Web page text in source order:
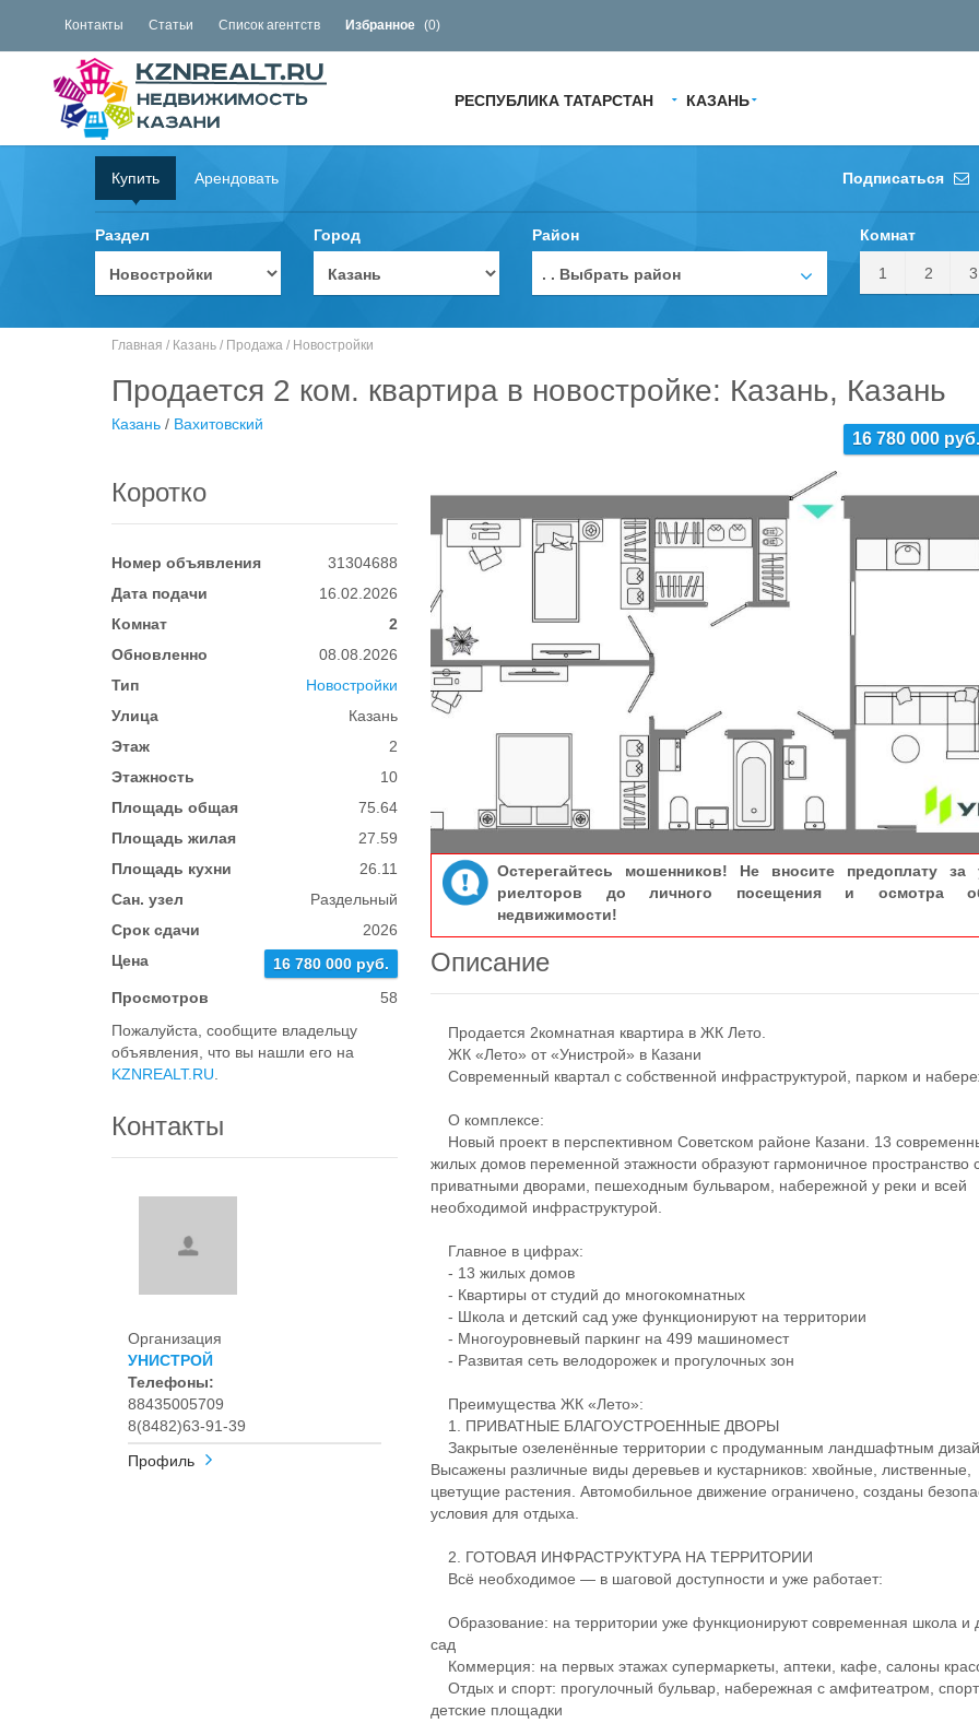
Контакты Статьи Список агентств Избранное (0)
РЕСПУБЛИКА ТАТАРСТАН КАЗАНЬ
Купить Арендовать Подписаться
Раздел Город Район
. . Выбрать район
Комнат
1 2 3
Главная / Казань / Продажа / Новостройки
Продается 2 ком. квартира в новостройке: Казань, Казань
16 780 000 руб.
Казань / Вахитовский
Коротко
Номер объявления
31304688
Дата подачи
16.02.2026
Комнат
2
Обновленно
08.08.2026
Тип
Новостройки
Улица
Казань
Этаж
2
Этажность
10
Площадь общая
75.64
Площадь жилая
27.59
Площадь кухни
26.11
Сан. узел
Раздельный
Срок сдачи
2026
Цена
16 780 000 руб.
Просмотров
58
Пожалуйста, сообщите владельцу
объявления, что вы нашли его на
KZNREALT.RU
Контакты
Организация
УНИСТРОЙ
Телефоны:
88435005709
8(8482)63-91-39
Профиль
Остерегайтесь мошенников! Не вносите предоплату за
риелторов до личного посещения и осмотра
недвижимости!
Описание
Продается 2комнатная квартира в ЖК Лето.
ЖК «Лето» от «Унистрой» в Казани
Современный квартал с собственной инфраструктурой, парком и
О комплексе:
Новый проект в перспективном Советском районе Казани. 13
жилых домов переменной этажности образуют гармоничное пространство
приватными дворами, пешеходным бульваром, набережной у реки и всей
необходимой инфраструктурой.
Главное в цифрах:
- 13 жилых домов
- Квартиры от студий до многокомнатных
- Школа и детский сад уже функционируют на территории
- Многоуровневый паркинг на 499 машиномест
- Развитая сеть велодорожек и прогулочных зон
Преимущества ЖК «Лето»:
1. ПРИВАТНЫЕ БЛАГОУСТРОЕННЫЕ ДВОРЫ
Закрытые озеленённые территории с продуманным ландшафтным
Высажены различные виды деревьев и кустарников: хвойные, лиственные,
цветущие растения. Автомобильное движение ограничено, созданы
условия для отдыха.
2. ГОТОВАЯ ИНФРАСТРУКТУРА НА ТЕРРИТОРИИ
Всё необходимое — в шаговой доступности и уже работает:
Образование: на территории уже функционируют современная школа и
сад
Коммерция: на первых этажах супермаркеты, аптеки, кафе, салоны
Отдых и спорт: прогулочный бульвар, набережная с амфитеатром,
детские площадки